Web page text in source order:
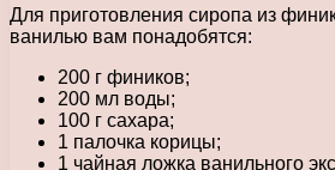
Для приготовления сиропа из
ванилью вам понадобятся:
200 г фиников;
200 мл воды;
100 г сахара;
1 палочка корицы;
1 чайная ложка ванильного